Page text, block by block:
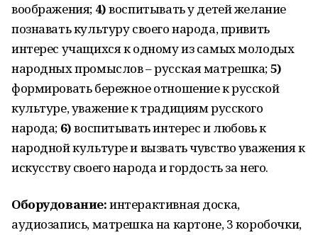
воображения;4)воспитывать у детей желание
познавать культуру своего народа, привить
интерес учащихся к одному из самых молодых
народных промыслов – русская матрешка;5)
формировать бережное отношение к русской
культуре, уважение к традициям русского
народа; 6)воспитывать интерес и любовь к
народной культуре и вызвать чувство уважения к
искусству своего народа и гордость за него.
Оборудование:интерактивная доска,
аудиозапись, матрешка на картоне, 3 коробочки,